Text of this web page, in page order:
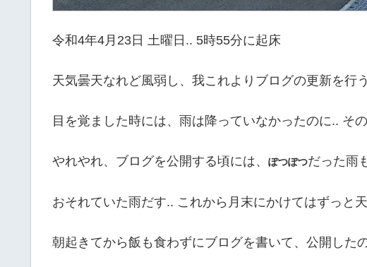
令和4年4月23日 土曜日.. 5時55分に起床
天気曇天なれど風弱し、我これよりブログの更新を行う
目を覚ました時には、雨は降っていなかったのに.. そ
やれやれ、ブログを公開する頃には、 ぽつぽつだった雨
おそれていた雨だす.. これから月末にかけてはずっと天
朝起きてから飯も食わずにブログを書いて、公開した